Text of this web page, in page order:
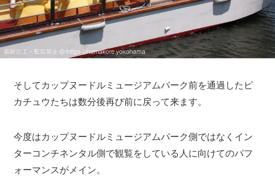
そしてカップヌードルミュージアムパーク前を通過したピ
カチュウたちは数分後再び前に戻って来ます。
今度はカップヌードルミュージアムパーク側ではなくイン
ターコンチネンタル側で観覧をしている人に向けてのパフ
ォーマンスがメイン。